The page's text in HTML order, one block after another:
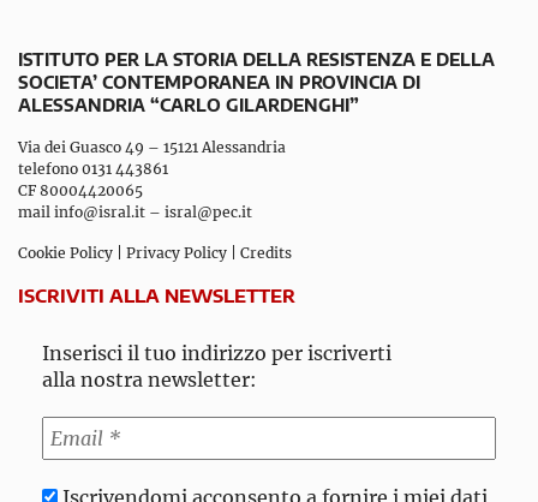
ISTITUTO PER LA STORIA DELLA RESISTENZA E DELLA
SOCIETA’ CONTEMPORANEA IN PROVINCIA DI
ALESSANDRIA “CARLO GILARDENGHI”
Via dei Guasco 49 – 15121 Alessandria
telefono 0131 443861
CF 80004420065
mail info@isral.it – isral@pec.it
Cookie Policy Privacy Policy Credits
ISCRIVITI ALLA NEWSLETTER
Inserisci il tuo indirizzo per iscriverti
alla nostra newsletter: